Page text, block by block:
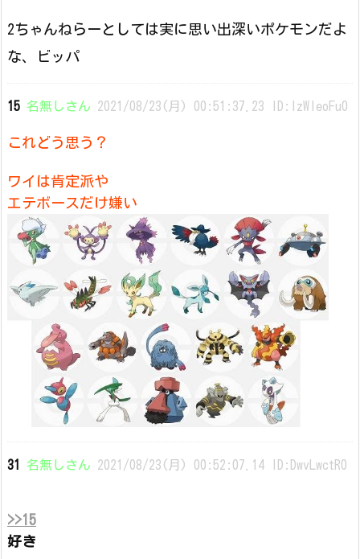
2ちゃんねらーとしては実に思い出深いポケモンだよ
な、ビッパ
15 名無しさん 2021/08/23(月) 00:51:37.23 ID:IzWleoFu0
これどう思う？
ワイは肯定派や
エテボースだけ嫌い
31 名無しさん 2021/08/23(月) 00:52:07.14 ID:DwvLwctR0
>>15
好き